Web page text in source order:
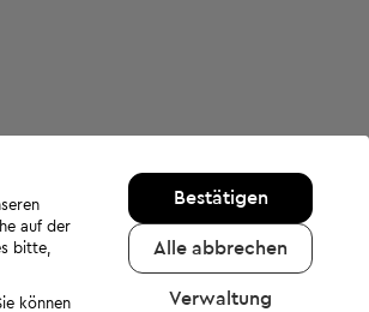
auf der
bitte,
können
Bestätigen
Alle abbrechen
Verwaltung